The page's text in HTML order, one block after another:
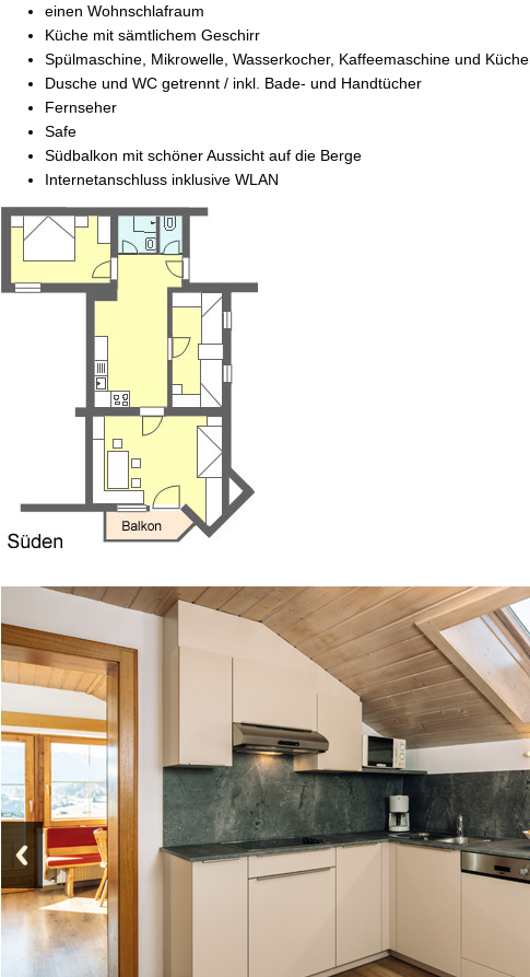
einen Wohnschlafraum
Küche mit sämtlichem Geschirr
Spülmaschine, Mikrowelle, Wasserkocher, Kaffeemaschine und
Dusche und WC getrennt / inkl. Bade- und Handtücher
Fernseher
Safe
Südbalkon mit schöner Aussicht auf die Berge
Internetanschluss inklusive WLAN